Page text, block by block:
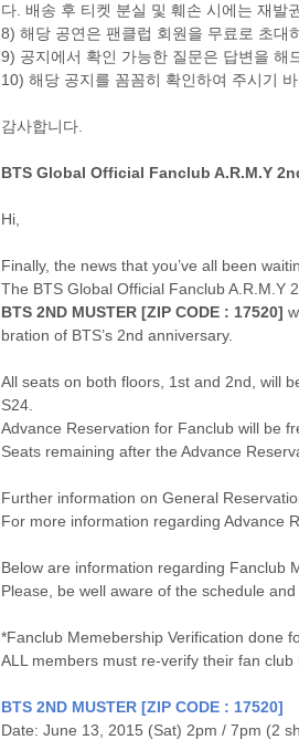
다. 배송 후 티켓 분실 및 훼손 시에는 재발
8) 해당 공연은 팬클럽 회원을 무료로 초대
9) 공지에서 확인 가능한 질문은 답변을 해
10) 해당 공지를 꼼꼼히 확인하여 주시기
감사합니다.
BTS Global Official Fanclub A.R.M.Y
Hi,
Finally, the news that you’ve all been
The BTS Global Official Fanclub A.R.M.Y
BTS 2ND MUSTER [ZIP CODE : 17520]
bration of BTS’s 2nd anniversary.
All seats on both floors, 1st and 2nd, will
S24.
Advance Reservation for Fanclub will be
Seats remaining after the Advance
Further information on General
For more information regarding Advance
Below are information regarding Fanclub
Please, be well aware of the schedule
*Fanclub Memebership Verification done
ALL members must re-verify their fan club
BTS 2ND MUSTER [ZIP CODE : 17520]
Date: June 13, 2015 (Sat) 2pm / 7pm (2